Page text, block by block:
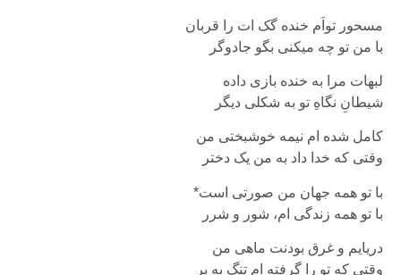
مسحور تواَم خنده گک ات را قربان
با من تو چه میکنی بگو جادوگر
لبهات مرا به خنده بازی داده
شیطانِ نگاهِ تو به شکلی دیگر
کامل شده ام نیمه خوشبختی من
وقتی که خدا داد به من یک دختر
با تو همه جهان من صورتی است*
با تو همه زندگی ام، شور و شرر
دریایم و غرق بودنت ماهی من
وقتی که تو را گرفته ام تنگ به بر